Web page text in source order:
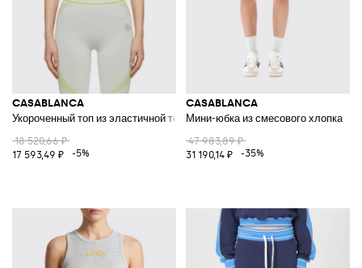
CASABLANCA
Укороченный топ из эластичной технической ткани
18 520,66 ₽
17 593,49 ₽
-5%
CASABLANCA
Мини-юбка из смесового хлопка
47 983,89 ₽
31 190,14 ₽
-35%